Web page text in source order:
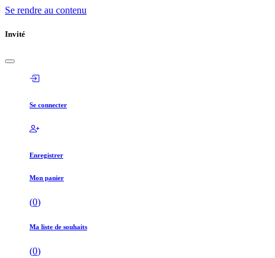
Se rendre au contenu
Invité
Se connecter
Enregistrer
Mon panier
(0)
Ma liste de souhaits
(0)